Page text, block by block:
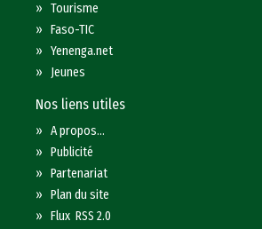
»Tourisme
»Faso-TIC
»Yenenga.net
» Jeunes
Nos liens utiles
»A propos...
»Publicité
»Partenariat
»Plan du site
»Flux RSS 2.0